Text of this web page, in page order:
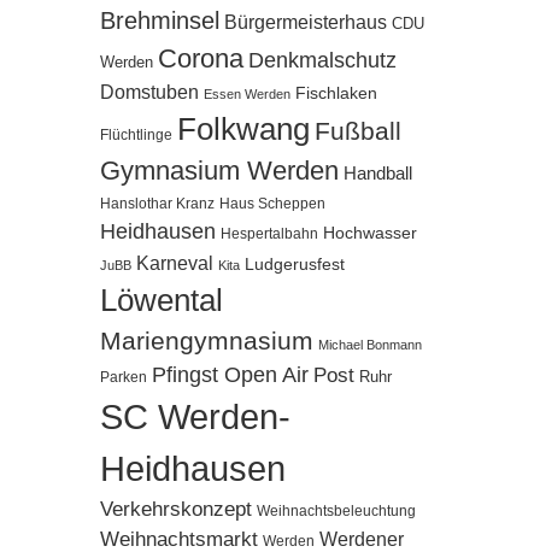
Brehminsel Bürgermeisterhaus CDU
Werden Corona Denkmalschutz
Domstuben Essen Werden Fischlaken
Flüchtlinge Folkwang Fußball
Gymnasium Werden Handball
Hanslothar Kranz Haus Scheppen
Heidhausen Hespertalbahn Hochwasser
JuBB Karneval Kita Ludgerusfest
Löwental
Mariengymnasium Michael Bonmann
Parken Pfingst Open Air Post Ruhr
SC Werden-
Heidhausen
Verkehrskonzept Weihnachtsbeleuchtung
Weihnachtsmarkt Werden Werdener